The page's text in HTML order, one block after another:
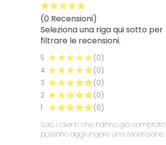
(0 Recensioni)
Seleziona una riga qui sotto per
filtrare le recensioni.
5
(0)
4
(0)
3
(0)
2
(0)
1
(0)
Solo i clienti che hanno già comprato
possono aggiungere una recensione.